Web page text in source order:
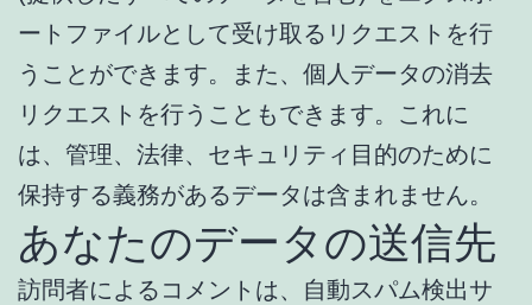
ートファイルとして受け取るリクエストを行
うことができます。また、個人データの消去
リクエストを行うこともできます。これに
は、管理、法律、セキュリティ目的のために
保持する義務があるデータは含まれません。
あなたのデータの送信先
訪問者によるコメントは、自動スパム検出サ